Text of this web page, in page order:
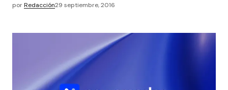
porRedacción29 septiembre, 2016